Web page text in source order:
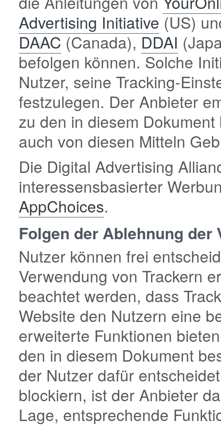
Advertising Initiative (US)
DAAC (Canada), DDAI
befolgen können. Solche
Nutzer, seine Tracking-
festzulegen. Der Anbieter
zu den in diesem
auch von diesen Mitteln
Die Digital Advertising
interessensbasierter
AppChoices.
Folgen der Ablehnung der
Nutzer können frei
Verwendung von Trackern
beachtet werden, dass
Website den Nutzern eine
erweiterte Funktionen
den in diesem Dokument
der Nutzer dafür
blockiern, ist der Anbieter
Lage, entsprechende